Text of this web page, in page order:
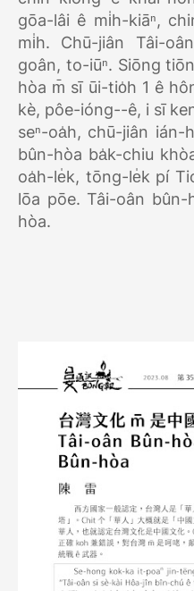
gōa-lâi ê mi̍h-kiāⁿ,
mi̍h. Chū-jiân Tâi-
goân, to-iūⁿ. Siōng
hòa m̄ sī ūi-tio̍h 1 ê
kè, pôe-ióng--ê, i sī
seⁿ-oa̍h, chū-jiân ián-
bûn-hòa ba̍k-chiu
oa̍h-le̍k, tōng-le̍k pí
lōa pōe. Tâi-oân
hòa.